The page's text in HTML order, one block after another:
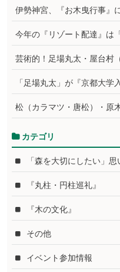
伊勢神宮、『お木曳行事』
今年の『リゾート配達』は
芸術的！足場丸太・屋台村
「足場丸太」が『京都大
松（カラマツ・唐松）・原
カテゴリ
「森を大切にしたい」思
『丸柱・円柱巡礼』
『木の文化』
その他
イベント参加情報